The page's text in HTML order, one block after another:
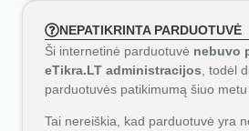
NEPATIKRINTA PARDUOTUVĖ
Ši internetinė parduotuvė nebuvo
eTikra.LT administracijos , todėl
parduotuvės patikimumą šiuo metu
Tai nereiškia, kad parduotuvė yra